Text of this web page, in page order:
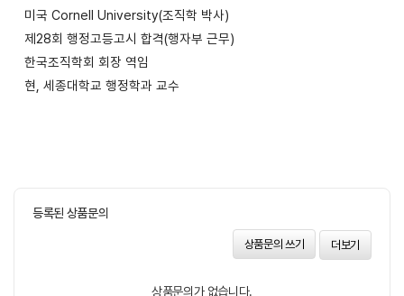
미국 Cornell University(조직학 박사)
제28회 행정고등고시 합격(행자부 근무)
한국조직학회 회장 역임
현, 세종대학교 행정학과 교수
등록된 상품문의
상품문의 쓰기 더보기
상품문의가 없습니다.